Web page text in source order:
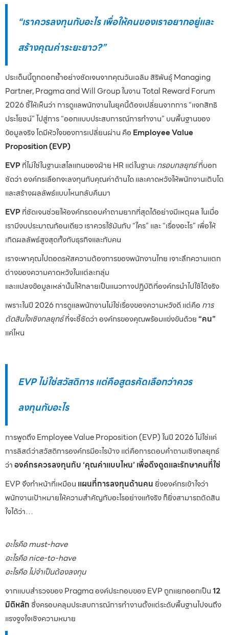
“เราควรลงทุนกับอะไร เพื่อให้คนของเราอยากอยู่และ
สร้างคุณค่าระยะยาว?”
ประเด็นนี้ถูกตอกย้ำอย่างชัดเจนจากคุณวันเฉลิม สิริพันธุ์ Managing
Partner, Pragma and Will Group ในงาน Total Reward Forum
2026 ชี้ให้เห็นว่า การดูแลพนักงานในยุคนี้ต้องเปลี่ยนจากการ “แจกสิทธิ
ประโยชน์” ไปสู่การ “ออกแบบประสบการณ์การทำงาน” บนพื้นฐานของ
ข้อมูลจริง โดมีหัวใจของการเปลี่ยนผ่าน คือ Employee Value
Proposition (EVP)
EVP ที่ไม่ใช่ในฐานะสโลแกนของฝ่าย HR แต่ในฐานะกรอบกลยุทธ์ที่บอก
ชัดว่า องค์กรเลือกจะลงทุนกับคุณค่าด้านใด และคาดหวังให้พนักงานเติบโต
และสร้างผลลัพธ์แบบไหนกลับคืนมา
EVP ที่ชัดเจนช่วยให้องค์กรตอบคำถามยากที่สุดได้อย่างมีเหตุผล ในเมื่อ
เรามีงบประมาณก้อนเดียว เราควรใช้มันกับ “ใคร” และ “เรื่องอะไร” เพื่อให้
เกิดผลลัพธ์สูงสุดทั้งกับธุรกิจและกับคน
เราจะพาคุณไปถอดรหัสความต้องการของพนักงานไทย เจาะลึกความแตก
ต่างของความคาดหวังในแต่ละกลุ่ม
และแปลงข้อมูลเหล่านั้นให้กลายเป็นแนวทางปฏิบัติที่องค์กรนำไปใช้ได้จริง
เพราะในปี 2026 การดูแลพนักงานไม่ใช่เรื่องของความหวังดี แต่คือ การ
ตัดสินใจเชิงกลยุทธ์ที่จะชี้ชัดว่า องค์กรของคุณพร้อมแข่งขันด้วย “คน”
แค่ไหน
EVP ไม่ใช่สวัสดิการ แต่คือสูตรคัดเลือกว่าควร
ลงทุนกับอะไร
การพูดถึง Employee Value Proposition (EVP) ในปี 2026 ไม่ใช่แค่
การลิสต์ว่าสวัสดิการองค์กรมีอะไรบ้าง แต่คือการตอบคำถามเชิงกลยุทธ์
ว่าองค์กรควรลงทุนกับ ‘คุณค่าแบบไหน’ เพื่อดึงดูดและรักษาคนที่ใช่
EVP จึงทำหน้าที่เหมือน แผนที่การลงทุนด้านคน ยิ่งองค์กรเข้าใจว่า
พนักงานเป้าหมายให้ความสำคัญกับอะไรอย่างแท้จริง ก็ยิ่งสามารถตัดสิน
ใจได้ว่า…
อะไรคือ must-have
อะไรคือ nice-to-have
อะไรคือ ไม่จำเป็นต้องลงทุน
จากแบบสำรวจของ Pragma องค์ประกอบของ EVP ถูกแยกออกเป็น12
มิติหลักซึ่งครอบคลุมประสบการณ์การทำงานตั้งแต่ระดับพื้นฐานไปจนถึง
แรงจูงใจเชิงความหมาย